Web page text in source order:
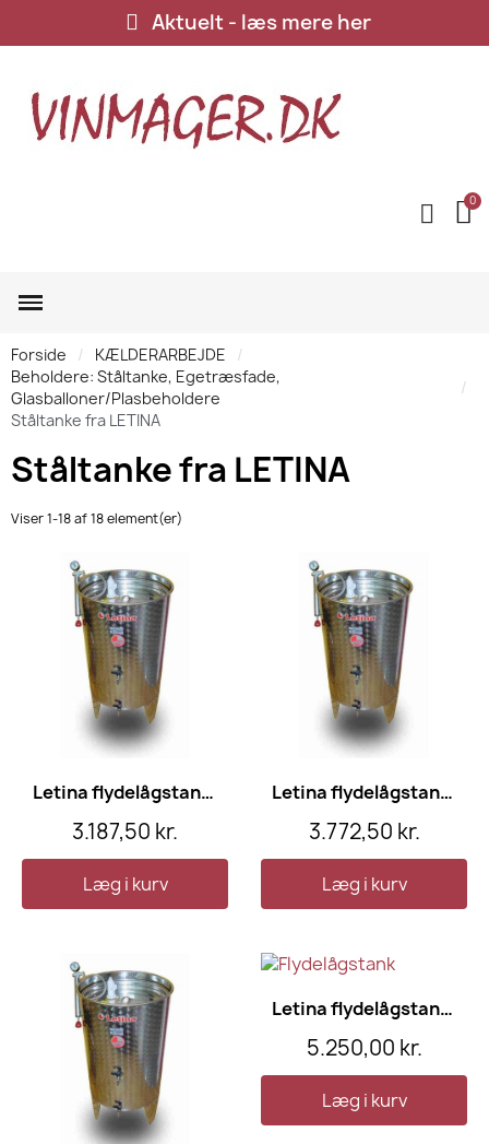
Aktuelt - læs mere her
Forside
KÆLDERARBEJDE
Beholdere: Ståltanke, Egetræsfade,
Glasballoner/Plasbeholdere
Ståltanke fra LETINA
Ståltanke fra LETINA
Viser 1-18 af 18 element(er)
Letina flydelågstank, 100 l
3.187,50 kr.
Læg i kurv
Letina flydelågstank, 150 l
3.772,50 kr.
Læg i kurv
Letina flydelågstank, 320 l
5.250,00 kr.
Læg i kurv